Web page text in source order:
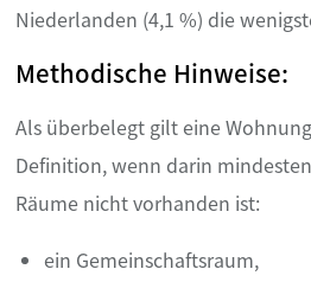
Niederlanden (4,1 %) die
Methodische Hinweise:
Als überbelegt gilt eine
Definition, wenn darin
Räume nicht vorhanden ist:
ein Gemeinschaftsraum,